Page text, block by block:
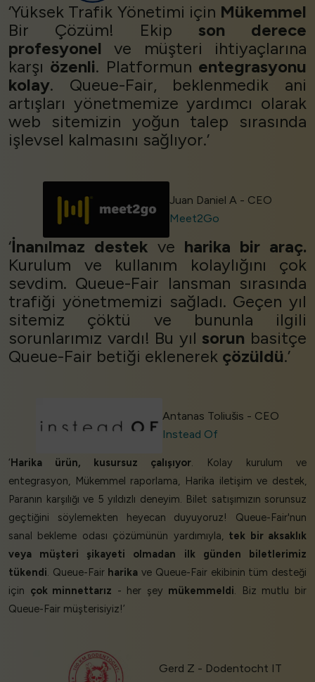
‘Yüksek Trafik Yönetimi için Mükemmel
Bir Çözüm! Ekip son derece
profesyonel ve müşteri ihtiyaçlarına
karşı özenli. Platformun entegrasyonu
kolay. Queue-Fair, beklenmedik ani
artışları yönetmemize yardımcı olarak
web sitemizin yoğun talep sırasında
işlevsel kalmasını sağlıyor.’
Juan Daniel A - CEO
Meet2Go
‘İnanılmaz destek ve harika bir araç.
Kurulum ve kullanım kolaylığını çok
sevdim. Queue-Fair lansman sırasında
trafiği yönetmemizi sağladı. Geçen yıl
sitemiz çöktü ve bununla ilgili
sorunlarımız vardı! Bu yılsorun basitçe
Queue-Fair betiği eklenerek çözüldü.’
Antanas Toliušis - CEO
Instead Of
‘Harika ürün, kusursuz çalışıyor. Kolay kurulum ve
entegrasyon, Mükemmel raporlama, Harika iletişim ve destek,
Paranın karşılığı ve 5 yıldızlı deneyim. Bilet satışımızın sorunsuz
geçtiğini söylemekten heyecan duyuyoruz! Queue-Fair'nun
sanal bekleme odası çözümünün yardımıyla, tek bir aksaklık
veya müşteri şikayeti olmadan
ilk günden biletlerimiz
tükendi. Queue-Fair harika ve Queue-Fair ekibinin tüm desteği
için çok minnettarız - her şey mükemmeldi. Biz mutlu bir
Queue-Fair müşterisiyiz!’
Gerd Z - Dodentocht IT